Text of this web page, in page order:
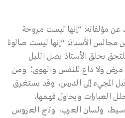
عن مؤلفاته: “إنها ليست مروحة
الأستاذ: “إنها ليست صالونا
بحلق الأستاذ يصل الليل
مرض ولا داع للنفس والهوى؛ ومن
المجيء إلى الدرس، وقد يستغرق
العبارات ويحاول فهمها،
ولسان العرب، وتاج العروس